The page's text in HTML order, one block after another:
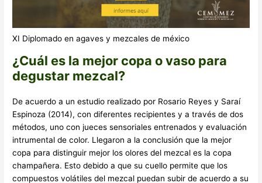
XI Diplomado en agaves y mezcales de méxico
¿Cuál es la mejor copa o vaso para
degustar mezcal?
De acuerdo a un estudio realizado por Rosario Reyes y Saraí
Espinoza (2014), con diferentes recipientes y a través de dos
métodos, uno con jueces sensoriales entrenados y evaluación
intrumental de color. Llegaron a la conclusión que la mejor
copa para distinguir mejor los olores del mezcal es la copa
champañera. Esto debido a que su cuello permite que los
compuestos volátiles del mezcal puedan subir de acuerdo a su